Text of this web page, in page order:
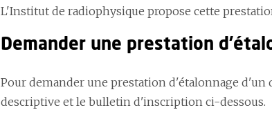
L'Institut de radiophysique propose cette
Demander une prestation
Pour demander une prestation d'étalonnage
descriptive et le bulletin d'inscription ci-dessous.